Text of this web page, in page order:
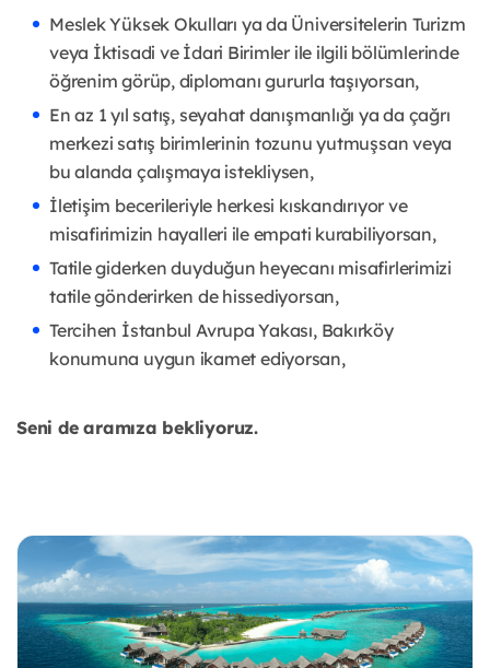
Meslek Yüksek Okulları ya da Üniversitelerin Turizm
veya İktisadi ve İdari Birimler ile ilgili bölümlerinde
öğrenim görüp, diplomanı gururla taşıyorsan,
En az 1 yıl satış, seyahat danışmanlığı ya da çağrı
merkezi satış birimlerinin tozunu yutmuşsan veya
bu alanda çalışmaya istekliysen,
İletişim becerileriyle herkesi kıskandırıyor ve
misafirimizin hayalleri ile empati kurabiliyorsan,
Tatile giderken duyduğun heyecanı misafirlerimizi
tatile gönderirken de hissediyorsan,
Tercihen İstanbul Avrupa Yakası, Bakırköy
konumuna uygun ikamet ediyorsan,
Seni de aramıza bekliyoruz.